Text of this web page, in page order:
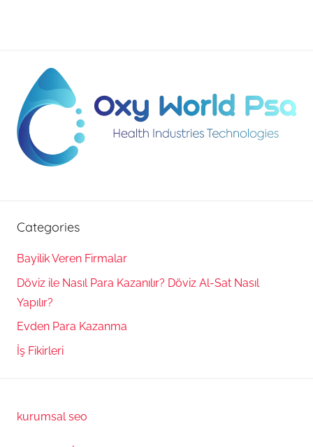
Categories
Bayilik Veren Firmalar
Döviz ile Nasıl Para Kazanılır? Döviz Al-Sat Nasıl
Yapılır?
Evden Para Kazanma
İş Fikirleri
kurumsal seo